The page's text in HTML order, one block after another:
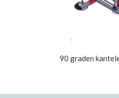
90 graden